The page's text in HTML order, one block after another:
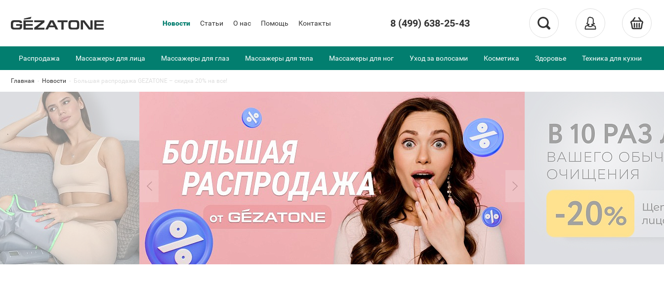
Новости Статьи О нас Помощь Контакты 8 (499) 638-25-43
Распродажа Массажеры для лица Массажеры для глаз Массажеры для тела Массажеры для ног Уход за волосами Косметика Здоровье Техника для кухни
Главная - Новости - Большая распродажа GEZATONE – скидка 20% на все!